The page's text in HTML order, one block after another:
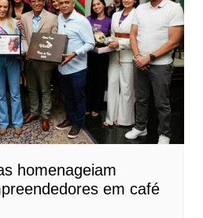
homenageiam
em café